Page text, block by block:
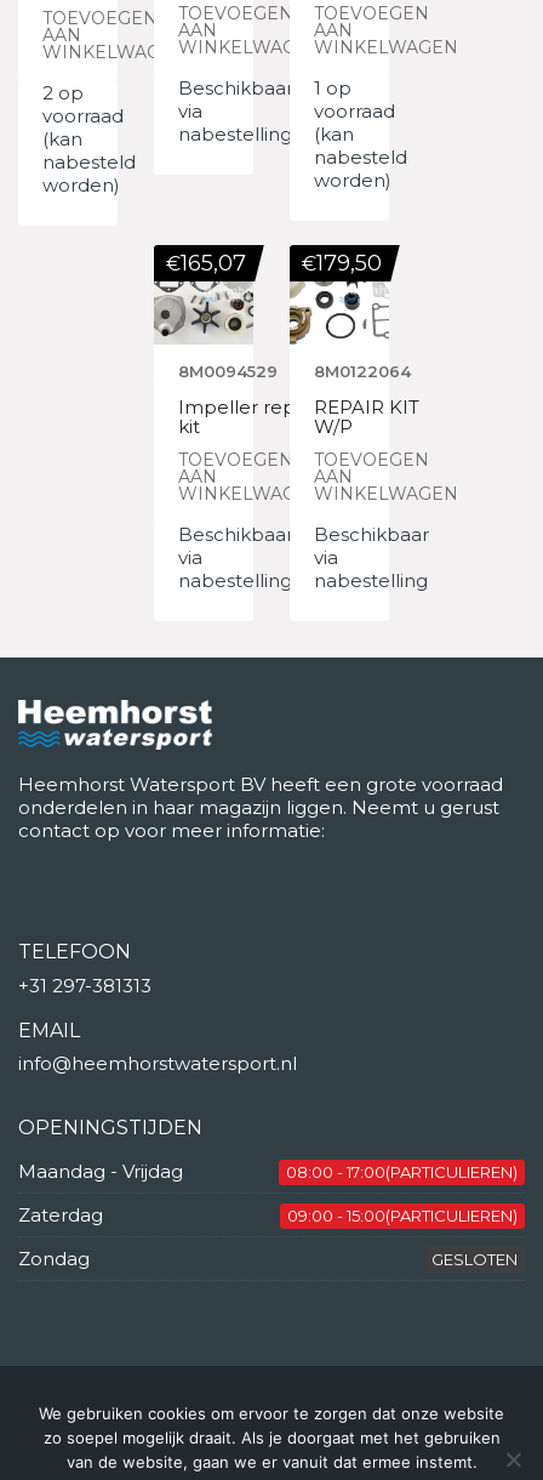
TOEVOEGEN
AAN
WINKELWAGEN
2 op
voorraad
(kan
nabesteld
worden)
TOEVOEGEN
AAN
WINKELWAGEN
Beschikbaar
via
nabestelling
TOEVOEGEN
AAN
WINKELWAGEN
1 op
voorraad
(kan
nabesteld
worden)
8M0094529
Impeller repair
kit
TOEVOEGEN
AAN
WINKELWAGEN
€165,07
Beschikbaar
via
nabestelling
8M0122064
REPAIR KIT
W/P
TOEVOEGEN
AAN
WINKELWAGEN
€179,50
Beschikbaar
via
nabestelling
Heemhorst Watersport BV heeft een grote voorraad
onderdelen in haar magazijn liggen. Neemt u gerust
contact op voor meer informatie:
TELEFOON
+31 297-381313
EMAIL
info@heemhorstwatersport.nl
OPENINGSTIJDEN
Maandag - Vrijdag
08:00 - 17:00(PARTICULIEREN)
Zaterdag 09:00 - 15:00(PARTICULIEREN)
Zondag GESLOTEN
© Copyright 2025 | Heemhorst
Watersport BV
We gebruiken cookies om ervoor te zorgen dat onze website
zo soepel mogelijk draait. Als je doorgaat met het gebruiken
van de website, gaan we er vanuit dat ermee instemt.